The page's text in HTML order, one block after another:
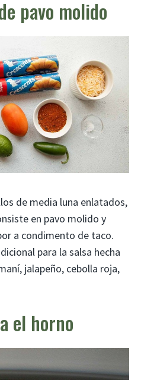
pavo molido
de media luna enlatados,
en pavo molido y
a condimento de taco.
para la salsa hecha
jalapeño, cebolla roja,
el horno